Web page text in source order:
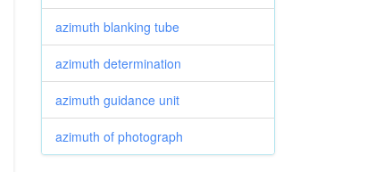
azimuth blanking tube
azimuth determination
azimuth guidance unit
azimuth of photograph